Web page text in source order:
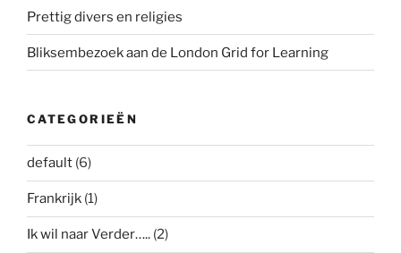
Prettig divers en religies
Bliksembezoek aan de London Grid for Learning
CATEGORIEËN
default (6)
Frankrijk (1)
Ik wil naar Verder….. (2)